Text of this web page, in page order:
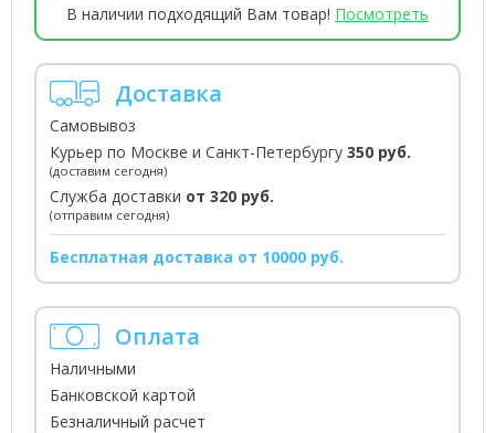
В наличии подходящий Вам товар! Посмотреть
Доставка
Самовывоз
Курьер по Москве и Санкт-Петербургу 350 руб.
(доставим сегодня)
Служба доставки от 320 руб.
(отправим сегодня)
Бесплатная доставка от 10000 руб.
Оплата
Наличными
Банковской картой
Безналичный расчет